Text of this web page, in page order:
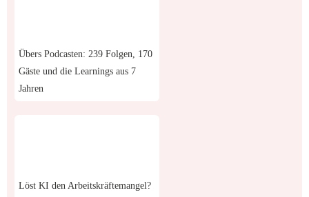
Übers Podcasten: 239 Folgen, 170
Gäste und die Learnings aus 7
Jahren
Löst KI den Arbeitskräftemangel?